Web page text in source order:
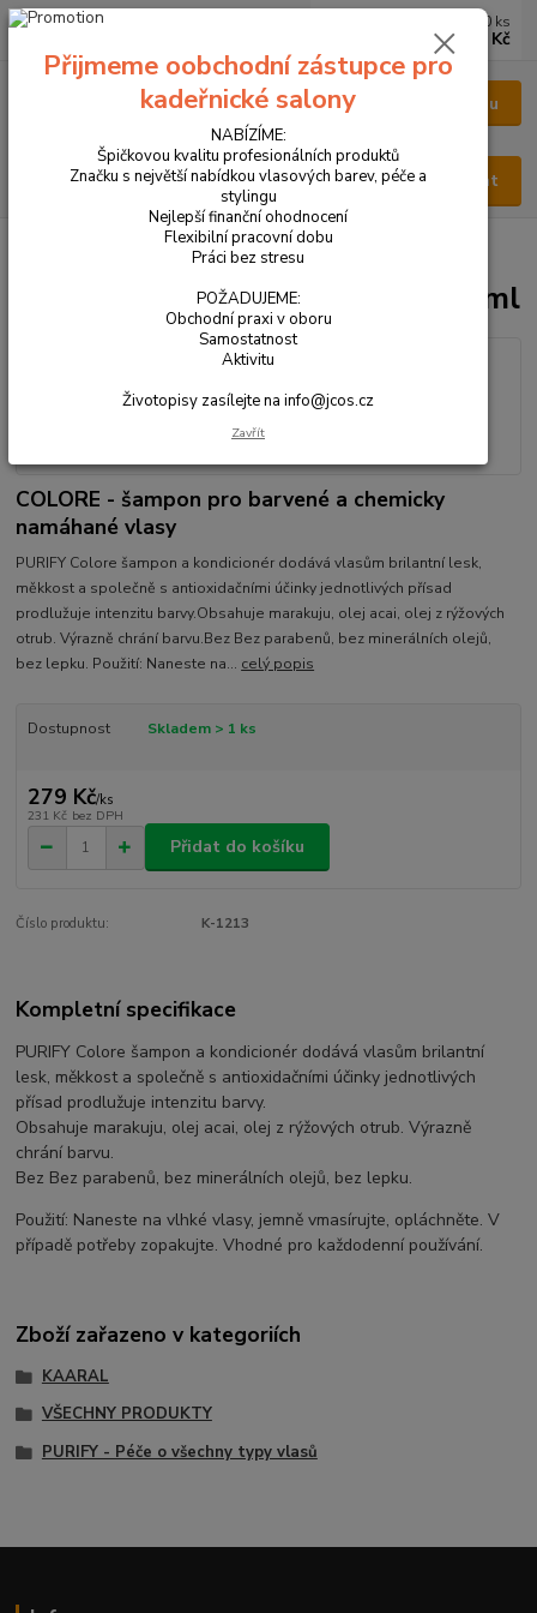
Menu
Hledat
0 ks
0 Kč
VŠECHNY PRODUKTY PURIFY - COLORE šampon 300 ml
PURIFY - COLORE šampon 300 ml
COLORE - šampon pro barvené a chemicky
namáhané vlasy
PURIFY Colore šampon a kondicionér dodává vlasům brilantní lesk,
měkkost a společně s antioxidačními účinky jednotlivých přísad
prodlužuje intenzitu barvy.Obsahuje marakuju, olej acai, olej z rýžových
otrub. Výrazně chrání barvu.Bez Bez parabenů, bez minerálních olejů,
bez lepku. Použití: Naneste na... celý popis
Dostupnost Skladem > 1 ks
279 Kč/ks
231 Kč bez DPH
Přidat do košíku
Číslo produktu: K-1213
Kompletní specifikace
PURIFY Colore šampon a kondicionér dodává vlasům brilantní
lesk, měkkost a společně s antioxidačními účinky jednotlivých
přísad prodlužuje intenzitu barvy.
Obsahuje marakuju, olej acai, olej z rýžových otrub. Výrazně
chrání barvu.
Bez Bez parabenů, bez minerálních olejů, bez lepku.
Použití: Naneste na vlhké vlasy, jemně vmasírujte, opláchněte. V
případě potřeby zopakujte. Vhodné pro každodenní používání.
Zboží zařazeno v kategoriích
KAARAL
VŠECHNY PRODUKTY
PURIFY - Péče o všechny typy vlasů
Přijmeme oobchodní zástupce pro
kadeřnické salony
NABÍZÍME:
Špičkovou kvalitu profesionálních produktů
Značku s největší nabídkou vlasových barev, péče a
stylingu
Nejlepší finanční ohodnocení
Flexibilní pracovní dobu
Práci bez stresu
POŽADUJEME:
Obchodní praxi v oboru
Samostatnost
Aktivitu
Životopisy zasílejte na info@jcos.cz
Zavřít